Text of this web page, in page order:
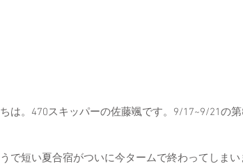
は。470スキッパーの佐藤颯です。9/17~9/21の
で短い夏合宿がついに今タームで終わってしま